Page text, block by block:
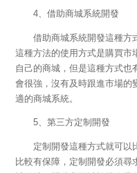
4、借助商城系統開發
借助商城系統開發這種方
這種方法的使用方式是購買市
自己的商城，但是這種方式也
會很強，沒有及時跟進市場的
適的商城系統。
5、第三方定制開發
定制開發這種方式就可以
比較有保障，定制開發必須